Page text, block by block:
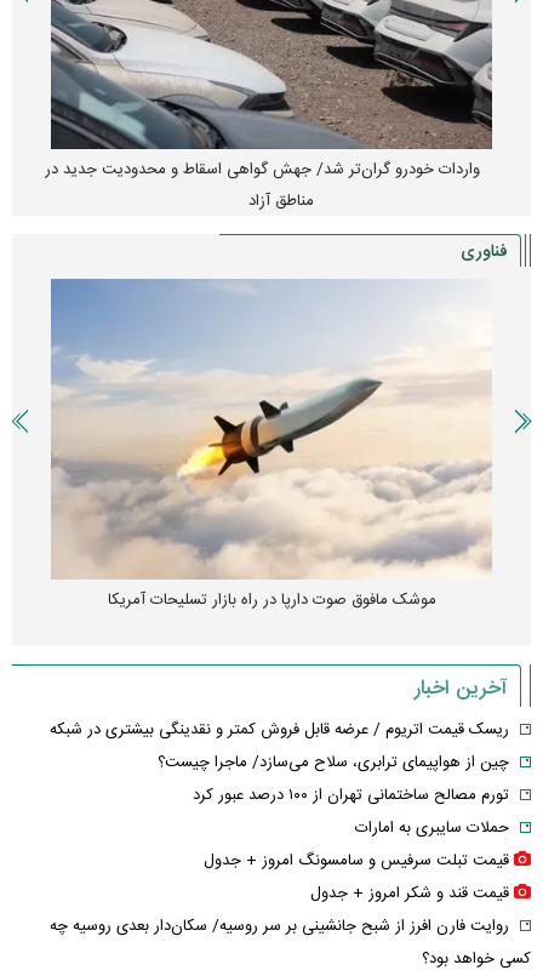
واردات خودرو گران‌تر شد/ جهش گواهی اسقاط و محدودیت جدید در
مناطق آزاد
فناوری
موشک مافوق صوت دارپا در راه بازار تسلیحات آمریکا
آخرین اخبار
ریسک قیمت اتریوم / عرضه قابل فروش کمتر و نقدینگی بیشتری در شبکه
چین از هواپیمای ترابری، سلاح می‌سازد/ ماجرا چیست؟
تورم مصالح ساختمانی تهران از ۱۰۰ درصد عبور کرد
حملات سایبری به امارات
قیمت تبلت سرفیس و سامسونگ امروز + جدول
قیمت قند و شکر امروز + جدول
روایت فارن افرز از شبح جانشینی بر سر روسیه/ سکان‌دار بعدی روسیه چه
کسی خواهد بود؟